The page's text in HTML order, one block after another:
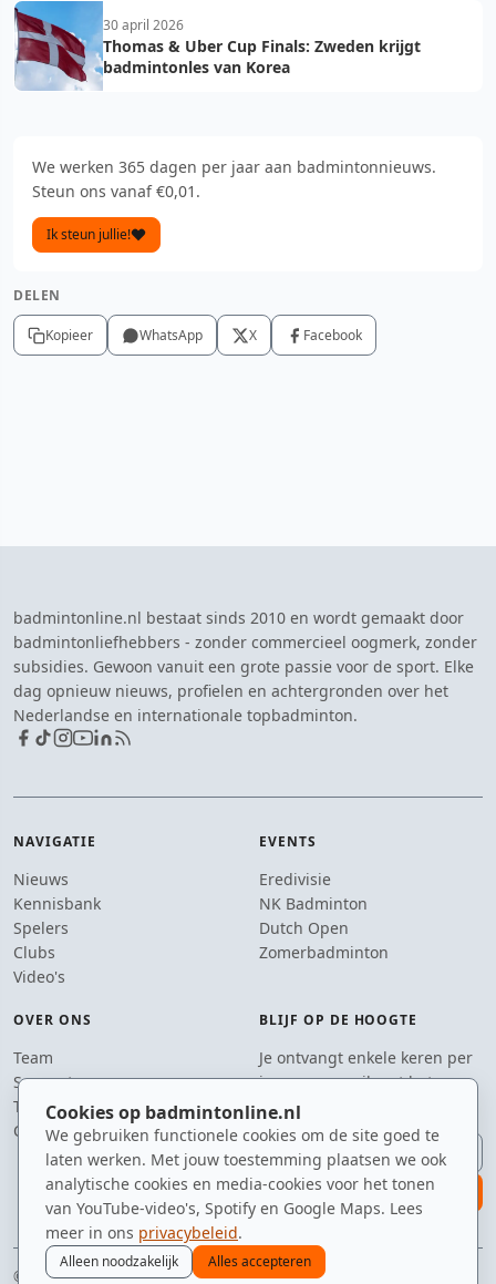
Cookies op badmintonline.nl
We gebruiken functionele cookies om de site goed te
laten werken. Met jouw toestemming plaatsen we ook
analytische cookies en media-cookies voor het tonen
van YouTube-video's, Spotify en Google Maps. Lees
meer in ons privacybeleid.
Alleen noodzakelijk Alles accepteren
30 april 2026
Thomas & Uber Cup Finals: Zweden krijgt
badmintonles van Korea
We werken 365 dagen per jaar aan badmintonnieuws.
Steun ons vanaf €0,01.
Ik steun jullie!
DELEN
Kopieer WhatsApp X Facebook
badmintonline.nl bestaat sinds 2010 en wordt gemaakt door
badmintonliefhebbers - zonder commercieel oogmerk, zonder
subsidies. Gewoon vanuit een grote passie voor de sport. Elke
dag opnieuw nieuws, profielen en achtergronden over het
Nederlandse en internationale topbadminton.
NAVIGATIE
Nieuws
Kennisbank
Spelers
Clubs
Video's
EVENTS
Eredivisie
NK Badminton
Dutch Open
Zomerbadminton
OVER ONS
Team
Supporters
Tip de redactie
Contact
BLIJF OP DE HOOGTE
Je ontvangt enkele keren per
jaar een e-mail met het
laatste badmintonnieuws.
E-mailadres
aanmelden
© 2010–2026 badmintonline.nl · gebrouwen in Brabant, geserveerd op het